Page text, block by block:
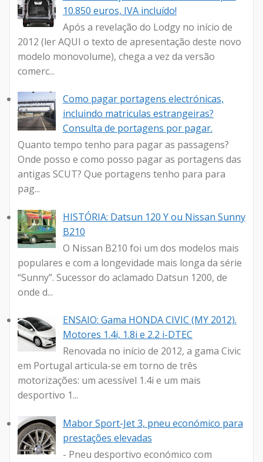
10.850 euros, IVA incluído!
Após a revelação do Lodgy no início de
2012 (ler AQUI o texto de apresentação deste novo
modelo monovolume), chega a vez da versão
comerc...
Como pagar portagens electrónicas,
incluindo matriculas estrangeiras?
Consulta de portagens por pagar.
Quanto tempo tenho para pagar as passagens?
Onde posso e como posso pagar as portagens das
antigas SCUT? Que portagens tenho para para
pag...
HISTÓRIA: Datsun 120 Y ou Nissan Sunny
B210
O Nissan B210 foi um dos modelos mais
populares e com a longevidade mais longa da série
“Sunny”. Sucessor do aclamado Datsun 1200, de
onde d...
ENSAIO: Gama HONDA CIVIC (MY 2012).
Motores 1.4i, 1.8i e 2.2 i-DTEC
Renovada no início de 2012, a gama Civic
em Portugal articula-se em torno de três
motorizações: um acessível 1.4i e um mais
desportivo 1...
Mabor Sport-Jet 3, pneu económico para
prestações elevadas
- Pneu desportivo económico com